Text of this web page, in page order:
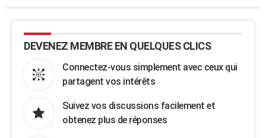
DEVENEZ MEMBRE EN QUELQUES CLICS
Connectez-vous simplement avec ceux qui
partagent vos intérêts
Suivez vos discussions facilement et
obtenez plus de réponses